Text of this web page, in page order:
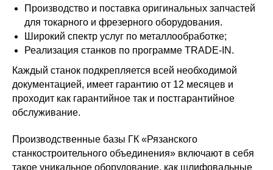
Производство и поставка оригинальных запчастей
для токарного и фрезерного оборудования.
Широкий спектр услуг по металлообработке;
Реализация станков по программе TRADE-IN.
Каждый станок подкрепляется всей необходимой
документацией, имеет гарантию от 12 месяцев и
проходит как гарантийное так и постгарантийное
обслуживание.
Производственные базы ГК «Рязанского
станкостроительного объединения» включают в себя
такое уникальное оборудование, как шлифовальные